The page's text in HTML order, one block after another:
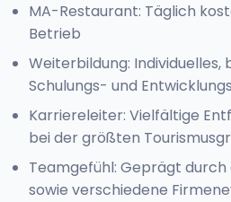
MA-Restaurant: Täglich
Betrieb
Weiterbildung: Individuelles,
Schulungs- und
Karriereleiter: Vielfältige
bei der größten
Teamgefühl: Geprägt
sowie verschiedene